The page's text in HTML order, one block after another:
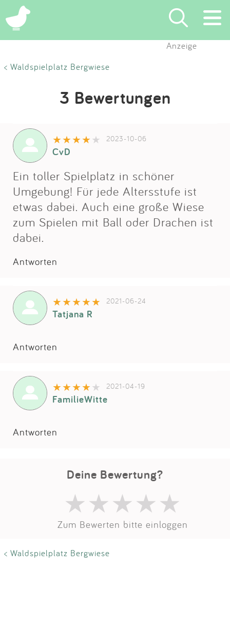
Suchen
Eintragen
Partner
Kontakt
Impressum
Anzeige
< Waldspielplatz Bergwiese
3 Bewertungen
2023-10-06
CvD
Ein toller Spielplatz in schöner
Umgebung! Für jede Altersstufe ist
etwas dabei. Auch eine große Wiese
zum Spielen mit Ball oder Drachen ist
dabei.
Antworten
2021-06-24
Tatjana R
Antworten
2021-04-19
FamilieWitte
Antworten
Deine Bewertung?
Zum Bewerten bitte einloggen
< Waldspielplatz Bergwiese